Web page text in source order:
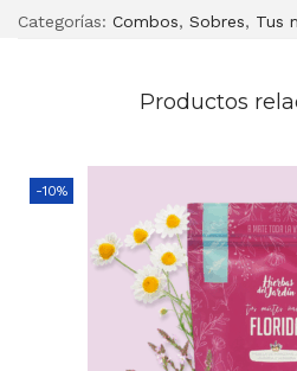
Categorías: Combos, Sobres, Tus
Productos
-10%